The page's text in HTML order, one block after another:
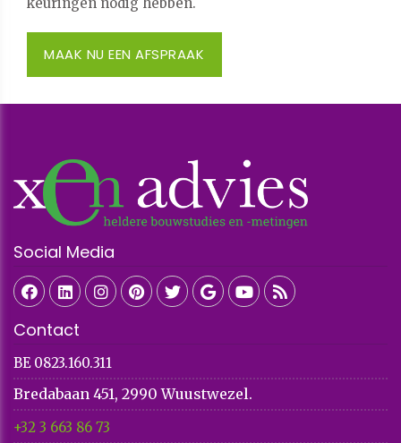
MAAK NU EEN AFSPRAAK
Social Media
Contact
BE 0823.160.311
Bredabaan 451, 2990 Wuustwezel.
+32 3 663 86 73​​​​​​​